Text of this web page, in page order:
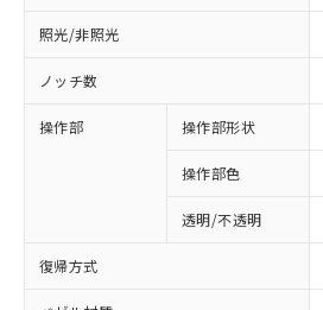
照光/非照光
ノッチ数
操作部 操作部形状
操作部色
透明/不透明
復帰方式